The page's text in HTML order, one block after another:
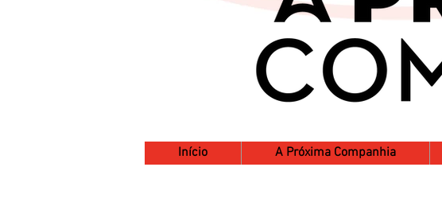
Início A Próxima Companhia